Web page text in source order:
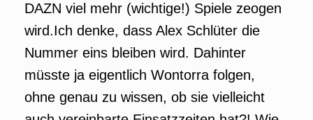
DAZN viel mehr (wichtige!) Spiele zeogen
wird.Ich denke, dass Alex Schlüter die
Nummer eins bleiben wird. Dahinter
müsste ja eigentlich Wontorra folgen,
ohne genau zu wissen, ob sie vielleicht